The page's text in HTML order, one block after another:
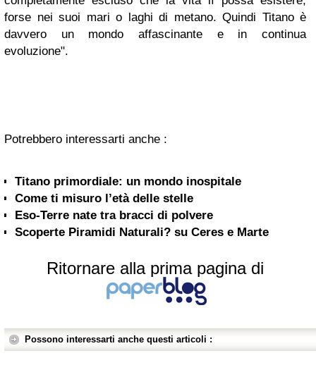
forse nei suoi mari o laghi di metano. Quindi Titano è
davvero un mondo affascinante e in continua
evoluzione".
Potrebbero interessarti anche :
Titano primordiale: un mondo inospitale
Come ti misuro l’età delle stelle
Eso-Terre nate tra bracci di polvere
Scoperte Piramidi Naturali? su Ceres e Marte
Ritornare alla prima pagina di
Possono interessarti anche questi articoli :